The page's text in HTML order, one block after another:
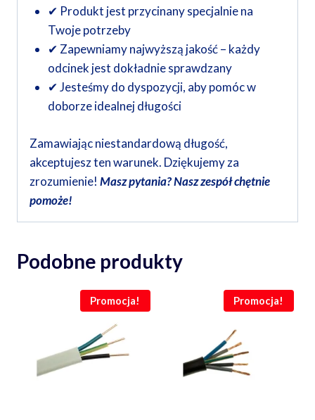
✔ Produkt jest przycinany specjalnie na
Twoje potrzeby
✔ Zapewniamy najwyższą jakość – każdy
odcinek jest dokładnie sprawdzany
✔ Jesteśmy do dyspozycji, aby pomóc w
doborze idealnej długości
Zamawiając niestandardową długość,
akceptujesz ten warunek. Dziękujemy za
zrozumienie! Masz pytania? Nasz zespół chętnie
pomoże!
Podobne produkty
Promocja! Promocja!